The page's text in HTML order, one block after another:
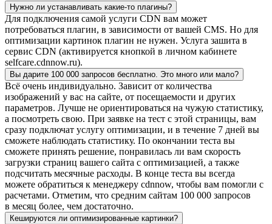
Нужно ли устанавливать какие-то плагины?
Для подключения самой услуги CDN вам может
потребоваться плагин, в зависимости от вашей CMS. Но для
оптимизации картинок плагин не нужен. Услуга зашита в
сервис CDN (активируется кнопкой в личном кабинете
selfcare.cdnnow.ru).
Вы дарите 100 000 запросов бесплатно. Это много или мало?
Всё очень индивидуально. Зависит от количества
изображений у вас на сайте, от посещаемости и других
параметров. Лучше не ориентироваться на чужую статистику,
а посмотреть свою. При заявке на тест с этой страницы, вам
сразу подключат услугу оптимизации, и в течение 7 дней вы
сможете наблюдать статистику. По окончании теста вы
сможете принять решение, понравилась ли вам скорость
загрузки страниц вашего сайта с оптимизацией, а также
подсчитать месячные расходы. В конце теста вы всегда
можете обратиться к менеджеру cdnnow, чтобы вам помогли с
расчетами. Отметим, что средним сайтам 100 000 запросов
в месяц более, чем достаточно.
Кешируются ли оптимизированные картинки?